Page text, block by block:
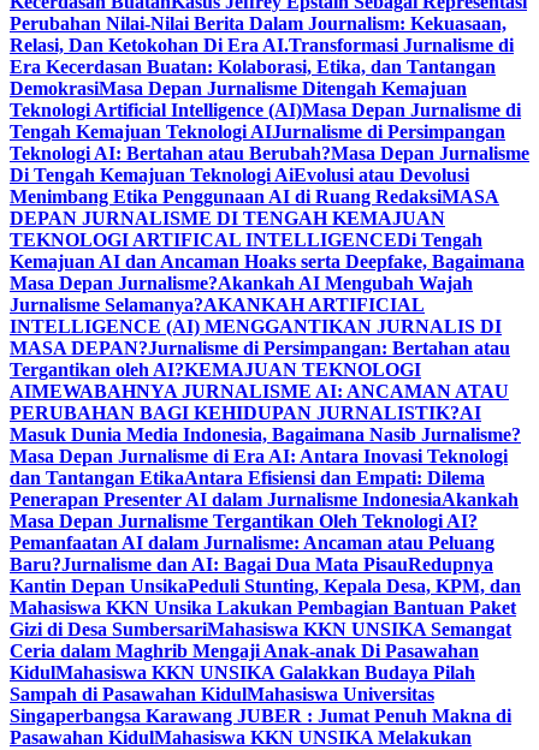
Perubahan Nilai-Nilai Berita Dalam Journalism: Kekuasaan,
Relasi, Dan Ketokohan Di Era AI.Transformasi Jurnalisme di
Era Kecerdasan Buatan: Kolaborasi, Etika, dan Tantangan
DemokrasiMasa Depan Jurnalisme Ditengah Kemajuan
Teknologi Artificial Intelligence (AI)Masa Depan Jurnalisme di
Tengah Kemajuan Teknologi AIJurnalisme di Persimpangan
Teknologi AI: Bertahan atau Berubah?Masa Depan Jurnalisme
Di Tengah Kemajuan Teknologi AiEvolusi atau Devolusi
Menimbang Etika Penggunaan AI di Ruang RedaksiMASA
DEPAN JURNALISME DI TENGAH KEMAJUAN
TEKNOLOGI ARTIFICAL INTELLIGENCEDi Tengah
Kemajuan AI dan Ancaman Hoaks serta Deepfake, Bagaimana
Masa Depan Jurnalisme?Akankah AI Mengubah Wajah
Jurnalisme Selamanya?AKANKAH ARTIFICIAL
INTELLIGENCE (AI) MENGGANTIKAN JURNALIS DI
MASA DEPAN?Jurnalisme di Persimpangan: Bertahan atau
Tergantikan oleh AI?KEMAJUAN TEKNOLOGI
AIMEWABAHNYA JURNALISME AI: ANCAMAN ATAU
PERUBAHAN BAGI KEHIDUPAN JURNALISTIK?AI
Masuk Dunia Media Indonesia, Bagaimana Nasib Jurnalisme?
Masa Depan Jurnalisme di Era AI: Antara Inovasi Teknologi
dan Tantangan EtikaAntara Efisiensi dan Empati: Dilema
Penerapan Presenter AI dalam Jurnalisme IndonesiaAkankah
Masa Depan Jurnalisme Tergantikan Oleh Teknologi AI?
Pemanfaatan AI dalam Jurnalisme: Ancaman atau Peluang
Baru?Jurnalisme dan AI: Bagai Dua Mata PisauRedupnya
Kantin Depan UnsikaPeduli Stunting, Kepala Desa, KPM, dan
Mahasiswa KKN Unsika Lakukan Pembagian Bantuan Paket
Gizi di Desa SumbersariMahasiswa KKN UNSIKA Semangat
Ceria dalam Maghrib Mengaji Anak-anak Di Pasawahan
KidulMahasiswa KKN UNSIKA Galakkan Budaya Pilah
Sampah di Pasawahan KidulMahasiswa Universitas
Singaperbangsa Karawang JUBER : Jumat Penuh Makna di
Pasawahan KidulMahasiswa KKN UNSIKA Melakukan